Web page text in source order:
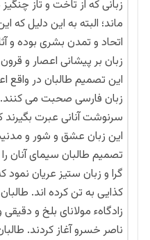
زبانی که از تاخت و تاز
ماند؛ البته به این دلیل که
اتحاد و تمدن بشری بوده و
زبان بر پیشانی اعصار و
این تصمیم طالبان در واقع
زبان فارسی صحبت می کنند.
سرنوشت آنانی عبرت
این زبان عشق و شور و
تصمیم طالبان سیمای
گرا و زبان ستیز عریان نمود
کذایی به تن کرده اند.
زادگاهء مولانای بلخ و
ناصر خسرو آغاز کردند.